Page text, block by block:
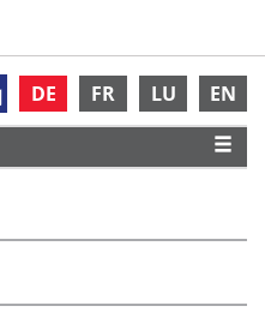
DE FR LU EN